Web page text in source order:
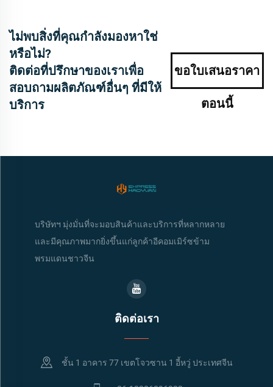
ไม่พบสิ่งที่คุณกำลังมองหาใช่
หรือไม่?
ติดต่อที่ปรึกษาของเราเพื่อ
สอบถามผลิตภัณฑ์อื่นๆ ที่มีให้
บริการ
ขอใบเสนอราคา
ตอนนี้
บริษัทฯ มุ่งมั่นที่จะมอบสินค้าและบริการที่หลากหลาย
และมีคุณภาพมากยิ่งขึ้นแก่ลูกค้าอีคอมเมิร์ซข้าม
พรมแดนชาวจีน
ติดต่อเรา
ชั้น 1 อาคาร 77 เขตโจวซาน 1 อี้หวู่ ประเทศจีน